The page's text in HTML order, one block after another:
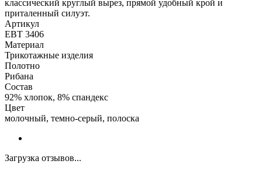
классический круглый вырез, прямой удобный крой и
приталенный силуэт.
Артикул
ЕВТ 3406
Материал
Трикотажные изделия
Полотно
Рибана
Состав
92% хлопок, 8% спандекс
Цвет
молочный, темно-серый, полоска
Загрузка отзывов...